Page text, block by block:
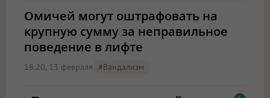
Омичей могут оштрафовать на
крупную сумму за неправильное
поведение в лифте
18:20, 13 февраля #вандализм